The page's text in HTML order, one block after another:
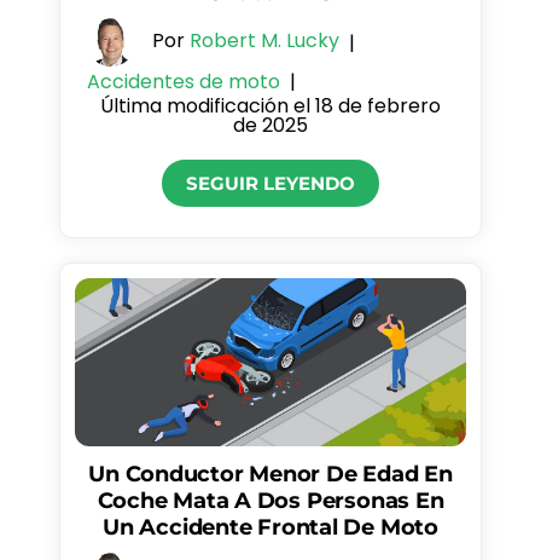
Por Robert M. Lucky |
Accidentes de moto |
Última modificación el 18 de febrero
de 2025
SEGUIR LEYENDO
Un Conductor Menor De Edad En
Coche Mata A Dos Personas En
Un Accidente Frontal De Moto